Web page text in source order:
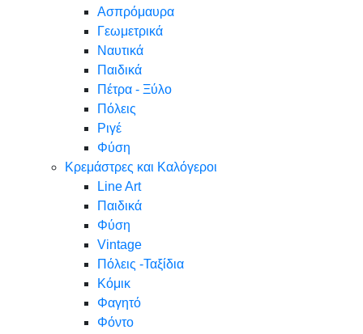
Ασπρόμαυρα
Γεωμετρικά
Ναυτικά
Παιδικά
Πέτρα - Ξύλο
Πόλεις
Ριγέ
Φύση
Κρεμάστρες και Καλόγεροι
Line Art
Παιδικά
Φύση
Vintage
Πόλεις -Ταξίδια
Κόμικ
Φαγητό
Φόντο